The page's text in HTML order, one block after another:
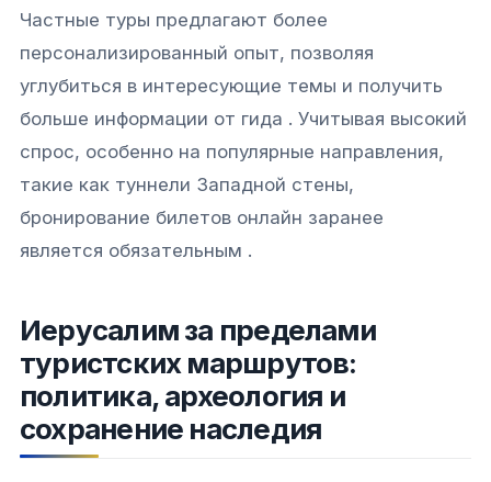
Частные туры предлагают более
персонализированный опыт, позволяя
углубиться в интересующие темы и получить
больше информации от гида . Учитывая высокий
спрос, особенно на популярные направления,
такие как туннели Западной стены,
бронирование билетов онлайн заранее
является обязательным .
Иерусалим за пределами
туристских маршрутов:
политика, археология и
сохранение наследия